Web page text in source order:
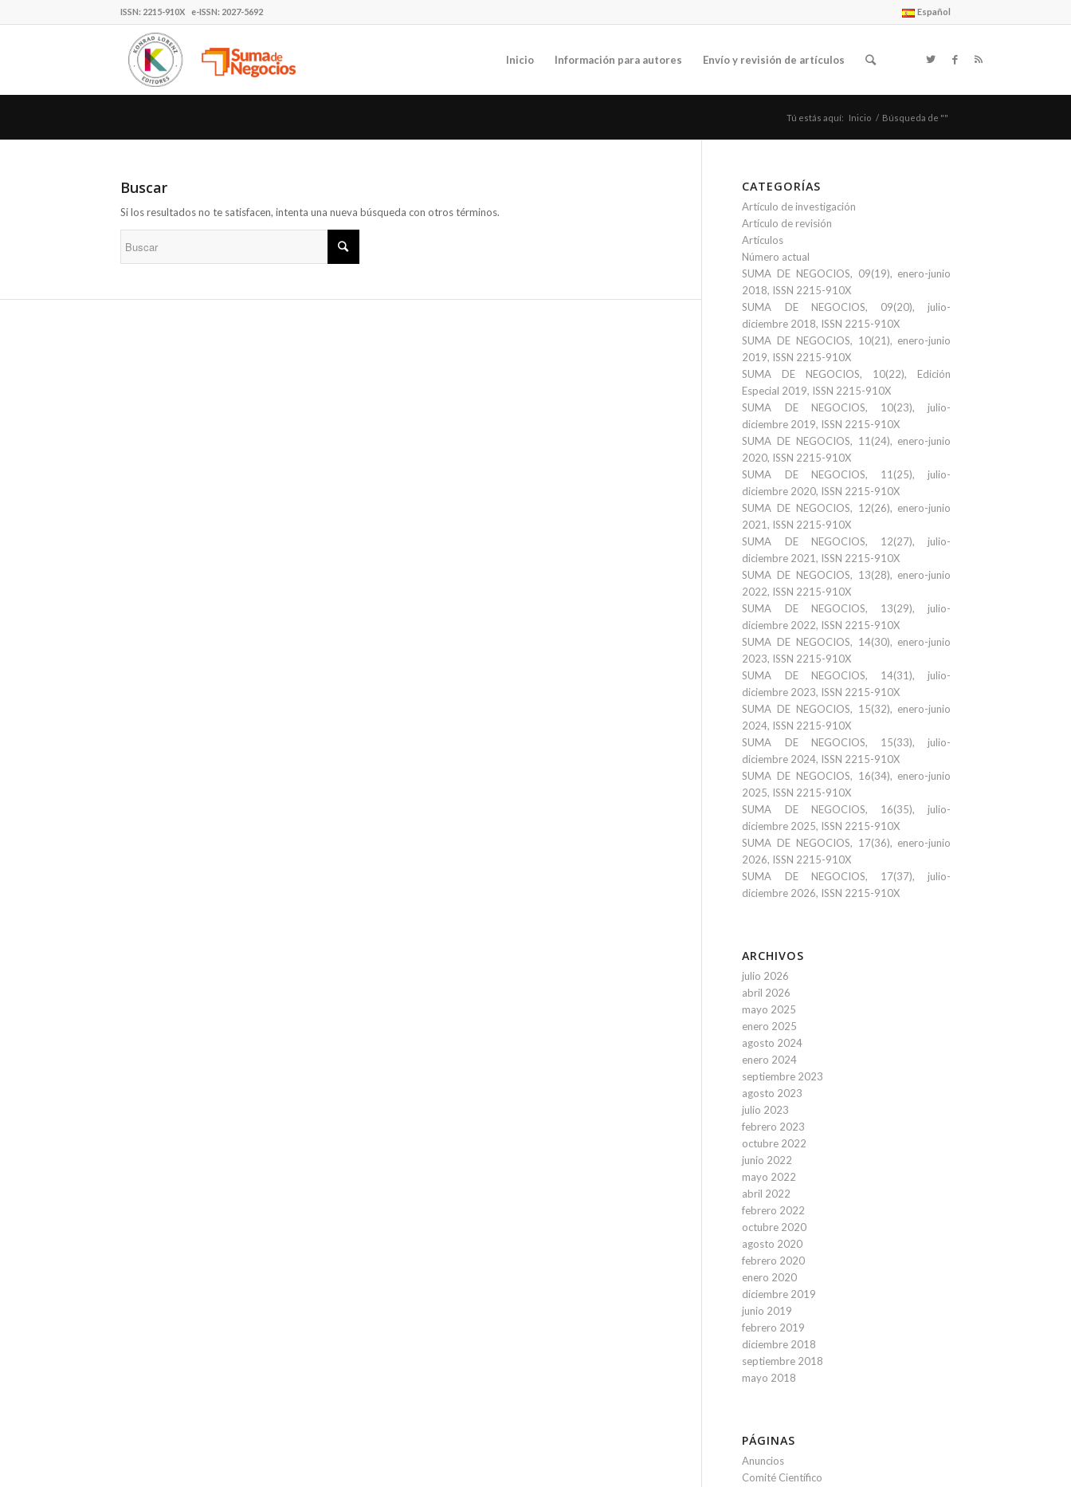
Español
ISSN: 2215-910X e-ISSN: 2027-5692
Inicio Información para autores Envío y revisión de artículos
Tú estás aquí: Inicio / Búsqueda de ""
Buscar
Si los resultados no te satisfacen, intenta una nueva búsqueda con otros términos.
CATEGORÍAS
Artículo de investigación
Artículo de revisión
Artículos
Número actual
SUMA DE NEGOCIOS, 09(19), enero-junio
2018, ISSN 2215-910X
SUMA DE NEGOCIOS, 09(20), julio-
diciembre 2018, ISSN 2215-910X
SUMA DE NEGOCIOS, 10(21), enero-junio
2019, ISSN 2215-910X
SUMA DE NEGOCIOS, 10(22), Edición
Especial 2019, ISSN 2215-910X
SUMA DE NEGOCIOS, 10(23), julio-
diciembre 2019, ISSN 2215-910X
SUMA DE NEGOCIOS, 11(24), enero-junio
2020, ISSN 2215-910X
SUMA DE NEGOCIOS, 11(25), julio-
diciembre 2020, ISSN 2215-910X
SUMA DE NEGOCIOS, 12(26), enero-junio
2021, ISSN 2215-910X
SUMA DE NEGOCIOS, 12(27), julio-
diciembre 2021, ISSN 2215-910X
SUMA DE NEGOCIOS, 13(28), enero-junio
2022, ISSN 2215-910X
SUMA DE NEGOCIOS, 13(29), julio-
diciembre 2022, ISSN 2215-910X
SUMA DE NEGOCIOS, 14(30), enero-junio
2023, ISSN 2215-910X
SUMA DE NEGOCIOS, 14(31), julio-
diciembre 2023, ISSN 2215-910X
SUMA DE NEGOCIOS, 15(32), enero-junio
2024, ISSN 2215-910X
SUMA DE NEGOCIOS, 15(33), julio-
diciembre 2024, ISSN 2215-910X
SUMA DE NEGOCIOS, 16(34), enero-junio
2025, ISSN 2215-910X
SUMA DE NEGOCIOS, 16(35), julio-
diciembre 2025, ISSN 2215-910X
SUMA DE NEGOCIOS, 17(36), enero-junio
2026, ISSN 2215-910X
SUMA DE NEGOCIOS, 17(37), julio-
diciembre 2026, ISSN 2215-910X
ARCHIVOS
julio 2026
abril 2026
mayo 2025
enero 2025
agosto 2024
enero 2024
septiembre 2023
agosto 2023
julio 2023
febrero 2023
octubre 2022
junio 2022
mayo 2022
abril 2022
febrero 2022
octubre 2020
agosto 2020
febrero 2020
enero 2020
diciembre 2019
junio 2019
febrero 2019
diciembre 2018
septiembre 2018
mayo 2018
PÁGINAS
Anuncios
Comité Científico